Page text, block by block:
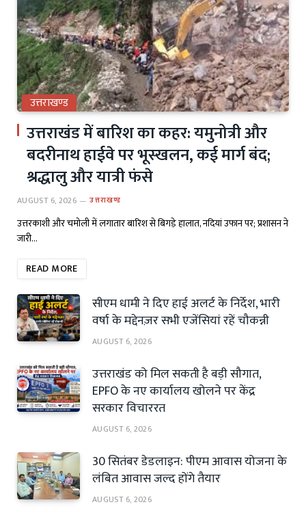
उत्तराखण्ड
उत्तराखंड में बारिश का कहर: यमुनोत्री और
बदरीनाथ हाईवे पर भूस्खलन, कई मार्ग बंद;
श्रद्धालु और यात्री फंसे
AUGUST 6, 2026 उत्तराखण्ड
उत्तरकाशी और चमोली में लगातार बारिश से बिगड़े हालात, नदियां उफान पर; प्रशासन ने
जारी…
READ MORE
सीएम धामी ने दिए हाई अलर्ट के निर्देश, भारी
वर्षा के मद्देनज़र सभी एजेंसियां रहें चौकन्नी
AUGUST 6, 2026
उत्तराखंड को मिल सकती है बड़ी सौगात,
EPFO के नए कार्यालय खोलने पर केंद्र
सरकार विचाररत
AUGUST 6, 2026
30 सितंबर डेडलाइन: पीएम आवास योजना के
लंबित आवास जल्द होंगे तैयार
AUGUST 6, 2026